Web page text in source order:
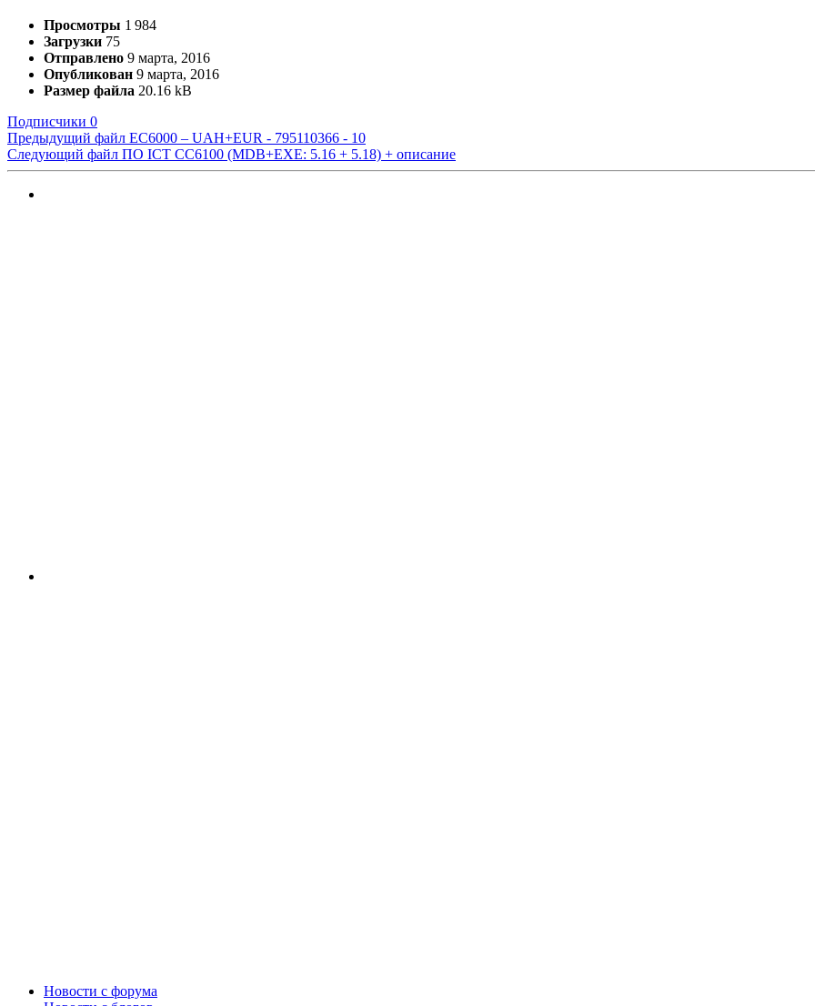
Просмотры 1 984
Загрузки 75
Отправлено 9 марта, 2016
Опубликован 9 марта, 2016
Размер файла 20.16 kB
Подписчики 0
Предыдущий файл EC6000 – UAH+EUR - 795110366 - 10
Следующий файл ПО ICT CC6100 (MDB+EXE: 5.16 + 5.18) + описание
Новости c форума